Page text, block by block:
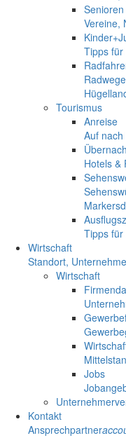
Senioren
Vereine,
Tipps für
Tourismus
Anreise
Auf
Hotels &
Tipps für
Wirtschaft
Standort,
Wirtschaft
Jobs
Kontakt
Ansprechpartner